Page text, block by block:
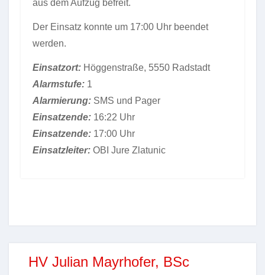
aus dem Aufzug befreit.
Der Einsatz konnte um 17:00 Uhr beendet
werden.
Einsatzort: Höggenstraße, 5550 Radstadt
Alarmstufe: 1
Alarmierung: SMS und Pager
Einsatzende: 16:22 Uhr
Einsatzende: 17:00 Uhr
Einsatzleiter: OBI Jure Zlatunic
HV Julian Mayrhofer, BSc